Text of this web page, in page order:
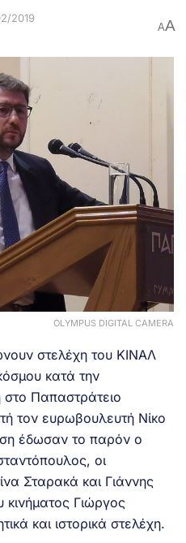
2019
AA
OLYMPUS DIGITAL CAMERA
στελέχη του ΚΙΝΑΛ
κατά την
στο Παπαστράτειο
τον ευρωβουλευτή Νίκο
έδωσαν το παρόν ο
οι
Σταρακά και Γιάννης
Γιώργος
και ιστορικά στελέχη.